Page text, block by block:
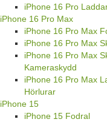
iPhone 16 Pro
iPhone 16 Pro Max
iPhone 16 Pro Max
iPhone 16 Pro Max
iPhone 16 Pro Max
Kameraskydd
iPhone 16 Pro Max
Hörlurar
iPhone 15
iPhone 15 Fodral